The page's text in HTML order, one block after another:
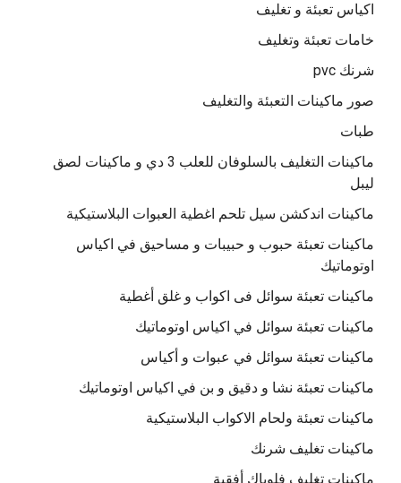
اكياس تعبئة و تغليف
خامات تعبئة وتغليف
شرنك pvc
صور ماكينات التعبئة والتغليف
طبات
ماكينات التغليف بالسلوفان للعلب 3 دي و ماكينات لصق
ليبل
ماكينات اندكشن سيل تلحم اغطية العبوات البلاستيكية
ماكينات تعبئة حبوب و حبيبات و مساحيق في اكياس
اوتوماتيك
ماكينات تعبئة سوائل فى اكواب و غلق أغطية
ماكينات تعبئة سوائل في اكياس اوتوماتيك
ماكينات تعبئة سوائل في عبوات و أكياس
ماكينات تعبئة نشا و دقيق و بن في اكياس اوتوماتيك
ماكينات تعبئة ولحام الاكواب البلاستيكية
ماكينات تغليف شرنك
ماكينات تغليف فلوباك أفقية